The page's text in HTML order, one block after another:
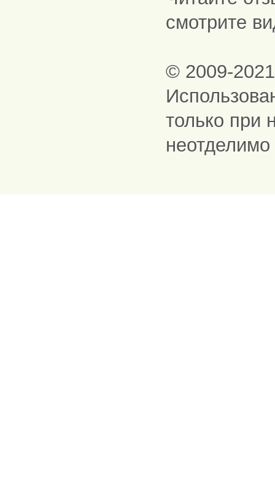
смотрите
© 2009-
только при